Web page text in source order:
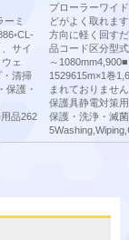
ーミ
サイ
ェ
清掃
保護・
品262
プローラーワイ
どがよく取れま
方向に軽く回す
品コード区分型
～
1529615m×1巻
まれておりませ
保護具静電対策
保護・洗浄・滅